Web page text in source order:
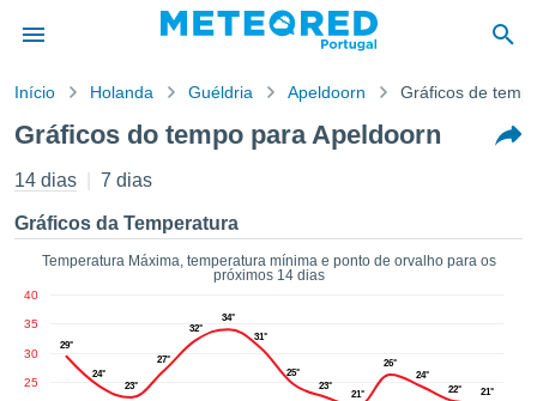
da
foi
por
para
que as
a este
das
Início Holanda Guéldria Apeldoorn Gráficos de
Gráficos do tempo para Apeldoorn
14 dias 7 dias
Gráficos da Temperatura
Temperatura Máxima, temperatura mínima e ponto de orvalho para os
próximos 14 dias
25
30
35
40
29°
24°
23°
27°
32°
34°
31°
25°
23°
21°
26°
24°
22°
21°